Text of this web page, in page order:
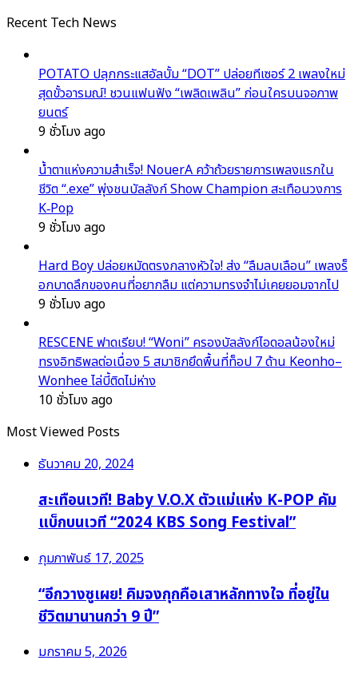
Recent Tech News
POTATO ปลุกกระแสอัลบั้ม “DOT” ปล่อยทีเซอร์ 2 เพลงใหม่
สุดขั้วอารมณ์! ชวนแฟนฟัง “เพลิดเพลิน” ก่อนใครบนจอภาพ
ยนตร์
9 ชั่วโมง ago
น้ำตาแห่งความสำเร็จ! NouerA คว้าถ้วยรายการเพลงแรกใน
ชีวิต “.exe” พุ่งชนบัลลังก์ Show Champion สะเทือนวงการ
K‑Pop
9 ชั่วโมง ago
Hard Boy ปล่อยหมัดตรงกลางหัวใจ! ส่ง “ลืมลบเลือน” เพลงร็
อกบาดลึกของคนที่อยากลืม แต่ความทรงจำไม่เคยยอมจากไป
9 ชั่วโมง ago
RESCENE ฟาดเรียบ! “Woni” ครองบัลลังก์ไอดอลน้องใหม่
ทรงอิทธิพลต่อเนื่อง 5 สมาชิกยึดพื้นที่ท็อป 7 ด้าน Keonho–
Wonhee ไล่บี้ติดไม่ห่าง
10 ชั่วโมง ago
Most Viewed Posts
ธันวาคม 20, 2024
สะเทือนเวที! Baby V.O.X ตัวแม่แห่ง K-POP คัม
แบ็กบนเวที “2024 KBS Song Festival”
กุมภาพันธ์ 17, 2025
“อีกวางซูเผย! คิมจงกุกคือเสาหลักทางใจ ที่อยู่ใน
ชีวิตมานานกว่า 9 ปี”
มกราคม 5, 2026